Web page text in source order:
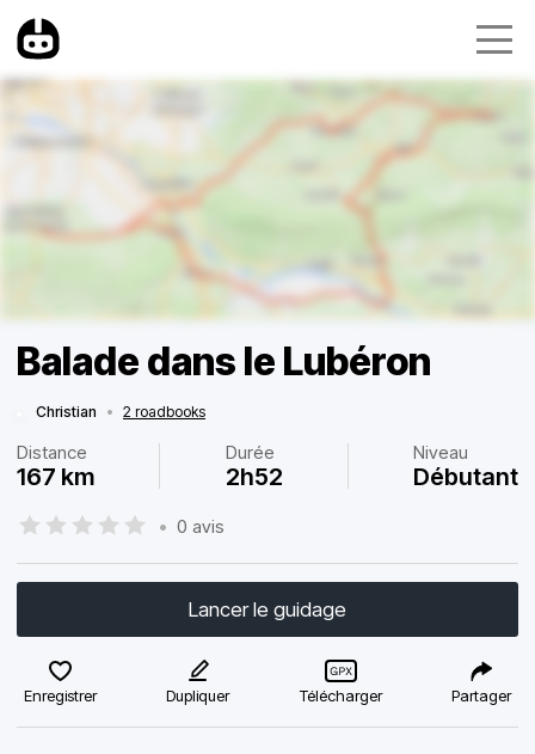
Balade dans le Lubéron
Christian • 2 roadbooks
Distance
167 km
Durée
2h52
Niveau
Débutant
• 0 avis
Lancer le guidage
Enregistrer Dupliquer Télécharger Partager